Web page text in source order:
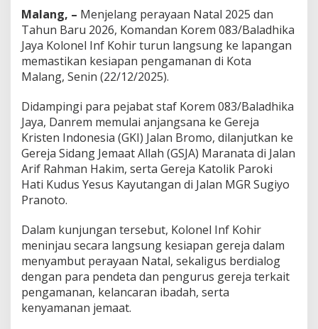
n
M
a
l
a
n
A
m
a
n
S
a
m
N
a
t
a
l
2
0
Malang, – Menjelang perayaan Natal 2025 dan
Tahun Baru 2026, Komandan Korem 083/Baladhika
Jaya Kolonel Inf Kohirturun langsung ke lapangan
memastikan kesiapan pengamanan di Kota
Malang, Senin (22/12/2025).
Didampingi para pejabat staf Korem 083/Baladhika
Jaya, Danrem memulai anjangsana ke Gereja
Kristen Indonesia (GKI) Jalan Bromo, dilanjutkan ke
Gereja Sidang Jemaat Allah (GSJA) Maranata di Jalan
Arif Rahman Hakim, serta Gereja Katolik Paroki
Hati Kudus Yesus Kayutangan di Jalan MGR Sugiyo
Pranoto.
Dalam kunjungan tersebut, Kolonel Inf Kohir
meninjau secara langsung kesiapan gereja dalam
menyambut perayaan Natal, sekaligus berdialog
dengan para pendeta dan pengurus gereja terkait
pengamanan, kelancaran ibadah, serta
kenyamanan jemaat.